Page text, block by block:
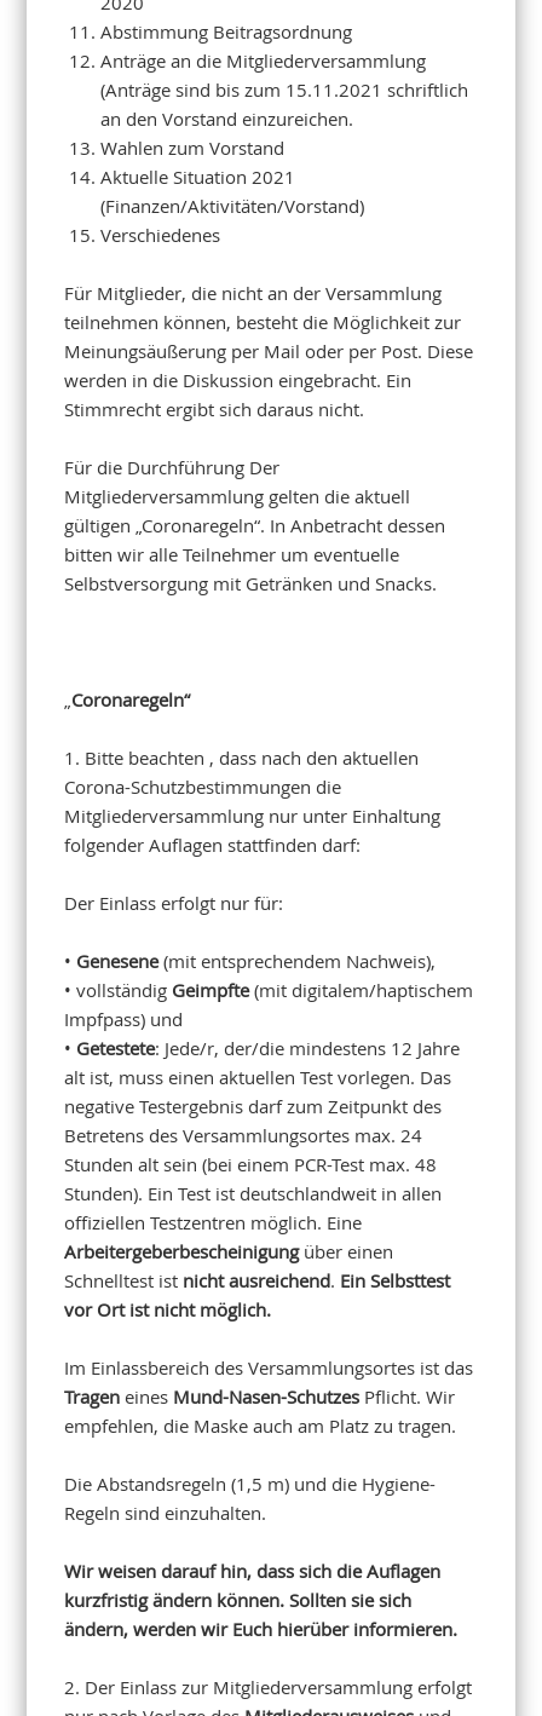
Abstimmung Beitragsordnung
Anträge an die Mitgliederversammlung
(Anträge sind bis zum 15.11.2021 schriftlich
an den Vorstand einzureichen.
Wahlen zum Vorstand
Aktuelle Situation 2021
(Finanzen/Aktivitäten/Vorstand)
Verschiedenes
Für Mitglieder, die nicht an der Versammlung
teilnehmen können, besteht die Möglichkeit zur
Meinungsäußerung per Mail oder per Post. Diese
werden in die Diskussion eingebracht. Ein
Stimmrecht ergibt sich daraus nicht.
Für die Durchführung Der
Mitgliederversammlung gelten die aktuell
gültigen „Coronaregeln“. In Anbetracht dessen
bitten wir alle Teilnehmer um eventuelle
Selbstversorgung mit Getränken und Snacks.
Coronaregeln“
1. Bitte beachten , dass nach den aktuellen
Corona-Schutzbestimmungen die
Mitgliederversammlung nur unter Einhaltung
folgender Auflagen stattfinden darf:
Der Einlass erfolgt nur für:
• Genesene(mit entsprechendem Nachweis),
• vollständig Geimpfte(mit digitalem/haptischem
Impfpass) und
• Getestete: Jede/r, der/die mindestens 12 Jahre
alt ist, muss einen aktuellen Test vorlegen. Das
negative Testergebnis darf zum Zeitpunkt des
Betretens des Versammlungsortes max. 24
Stunden alt sein (bei einem PCR-Test max. 48
Stunden). Ein Test ist deutschlandweit in allen
offiziellen Testzentren möglich. Eine
Arbeitergeberbescheinigungüber einen
Schnelltest ist nicht ausreichend. Ein Selbsttest
vor Ort ist nicht möglich.
Im Einlassbereich des Versammlungsortes ist das
Tragen eines Mund-Nasen-Schutzes Pflicht. Wir
empfehlen, die Maske auch am Platz zu tragen.
Die Abstandsregeln (1,5 m) und die Hygiene-
Regeln sind einzuhalten.
Wir weisen darauf hin, dass sich die Auflagen
kurzfristig ändern können. Sollten sie sich
ändern, werden wir Euch hierüber informieren.
2. Der Einlass zur Mitgliederversammlung erfolgt